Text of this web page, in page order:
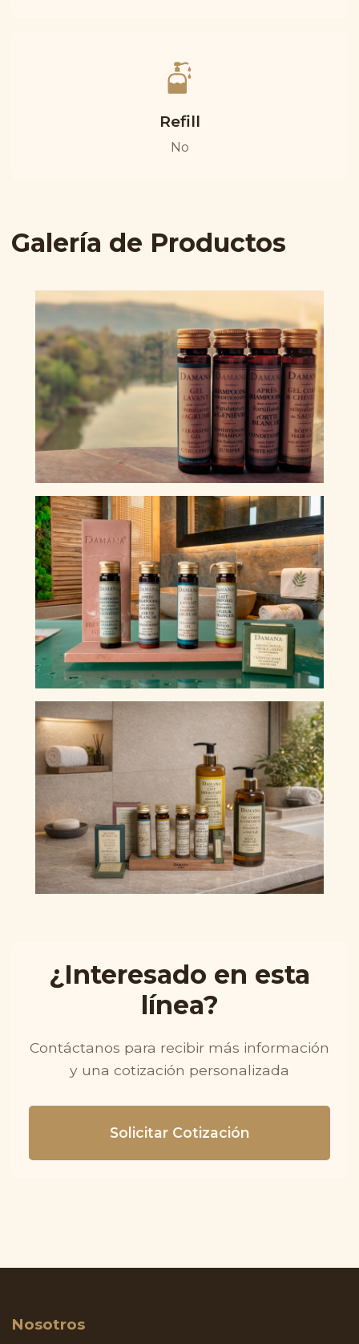
Refill
No
Galería de Productos
¿Interesado en esta
línea?
Contáctanos para recibir más información
y una cotización personalizada
Solicitar Cotización
Nosotros